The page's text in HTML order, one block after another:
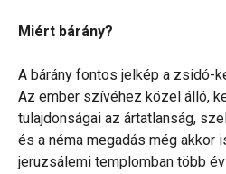
Miért bárány?
A bárány fontos jelkép a zsidó-
Az ember szívéhez közel álló,
tulajdonságai az ártatlanság,
és a néma megadás még akkor
jeruzsálemi templomban több